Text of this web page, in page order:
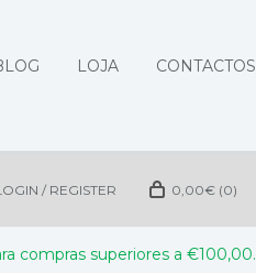
LOJA CONTACTOS
0,00€ (0)
/ REGISTER
compras superiores a €100,00.